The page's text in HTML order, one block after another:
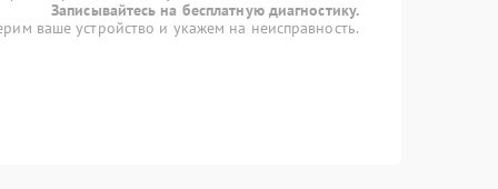
Записывайтесь на бесплатную диагностику.
ваше устройство и укажем на неисправность.